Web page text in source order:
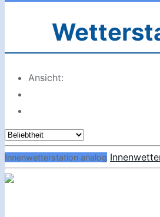
Ansicht:
Innenwetterstation analog